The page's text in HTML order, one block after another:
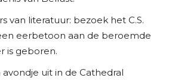
van literatuur: bezoek het C.S.
eerbetoon aan de beroemde
is geboren.
uit in de Cathedral